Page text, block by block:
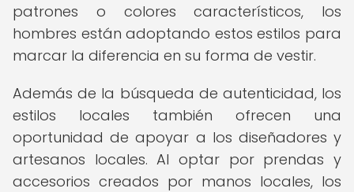
patrones o colores característicos, los
hombres están adoptando estos estilos para
marcar la diferencia en su forma de vestir.
Además de la búsqueda de autenticidad, los
estilos locales también ofrecen una
oportunidad de apoyar a los diseñadores y
artesanos locales. Al optar por prendas y
accesorios creados por manos locales, los